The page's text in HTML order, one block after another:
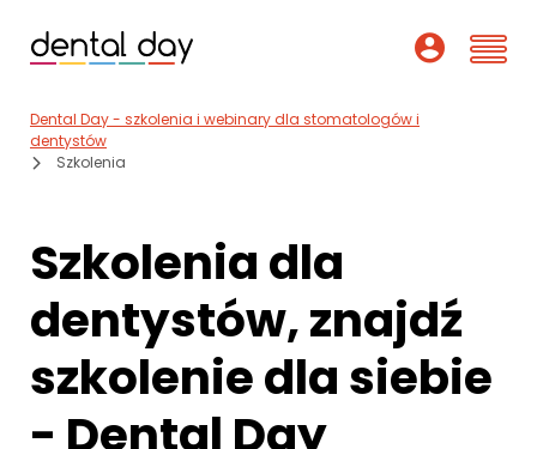
Szkolenia
Wykładowcy
O nas
Dofinansowania
Podcast
Dental Day - szkolenia i webinary dla stomatologów i
dentystów
Szkolenia
Szkolenia dla
dentystów, znajdź
szkolenie dla siebie
- Dental Day